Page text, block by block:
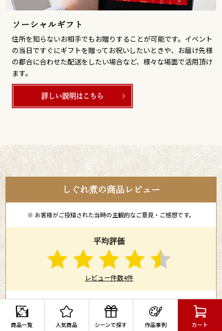
商品一覧 人気商品 シーンで探す 作品事例 カート
ソーシャルギフト
住所を知らないお相手でもお贈りすることが可能です。イベント
の当日ですぐにギフトを贈ってお祝いしたいときや、お届け先様
の都合に合わせた配送をしたい場合など、様々な場面で活用頂け
ます。
詳しい説明はこちら
しぐれ煮の商品レビュー
※ お客様がご投稿された当時の主観的なご意見・ご感想です。
平均評価
レビュー件数4件
2026/07/21